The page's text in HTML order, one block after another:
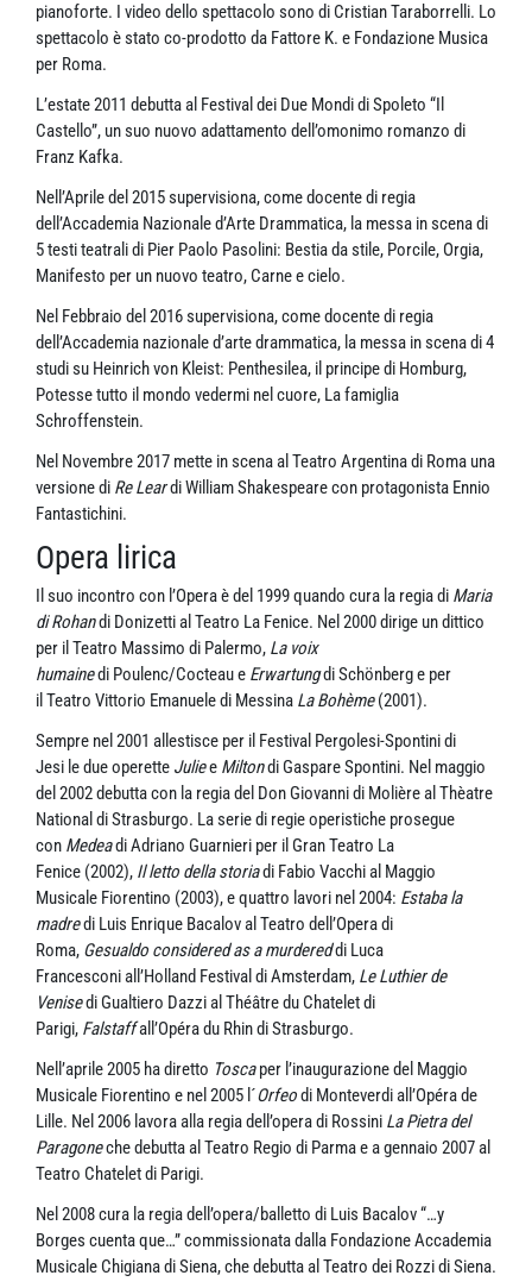
pianoforte. I video dello spettacolo sono di Cristian Taraborrelli. Lo
spettacolo è stato co-prodotto da Fattore K. e Fondazione Musica
per Roma.
L’estate 2011 debutta al Festival dei Due Mondi di Spoleto “Il
Castello”, un suo nuovo adattamento dell’omonimo romanzo di
Franz Kafka.
Nell’Aprile del 2015 supervisiona, come docente di regia
dell’Accademia Nazionale d’Arte Drammatica, la messa in scena di
5 testi teatrali di Pier Paolo Pasolini: Bestia da stile, Porcile, Orgia,
Manifesto per un nuovo teatro, Carne e cielo.
Nel Febbraio del 2016 supervisiona, come docente di regia
dell’Accademia nazionale d’arte drammatica, la messa in scena di 4
studi su Heinrich von Kleist: Penthesilea, il principe di Homburg,
Potesse tutto il mondo vedermi nel cuore, La famiglia
Schroffenstein.
Nel Novembre 2017 mette in scena al Teatro Argentina di Roma una
versione di Re Leardi William Shakespeare con protagonista Ennio
Fantastichini.
Opera lirica
Il suo incontro con l’Opera è del 1999 quando cura la regia di Maria
di Rohandi Donizetti al Teatro La Fenice. Nel 2000 dirige un dittico
per il Teatro Massimo di Palermo, La voix
humainedi Poulenc/Cocteau e Erwartungdi Schönberg e per
il Teatro Vittorio Emanuele di Messina La Bohème(2001).
Sempre nel 2001 allestisce per il Festival Pergolesi-Spontini di
Jesi le due operette Juliee Miltondi Gaspare Spontini. Nel maggio
del 2002 debutta con la regia del Don Giovanni di Molière al Thèatre
National di Strasburgo. La serie di regie operistiche prosegue
con Medeadi Adriano Guarnieri per il Gran Teatro La
Fenice (2002), Il letto della storiadi Fabio Vacchi al Maggio
Musicale Fiorentino (2003), e quattro lavori nel 2004: Estaba la
madredi Luis Enrique Bacalov al Teatro dell’Opera di
Roma, Gesualdo considered as a murdereddi Luca
Francesconi all’Holland Festival di Amsterdam, Le Luthier de
Venisedi Gualtiero Dazzi al Théâtre du Chatelet di
Parigi, Falstaffall’Opéra du Rhin di Strasburgo.
Nell’aprile 2005 ha diretto Toscaper l’inaugurazione del Maggio
Musicale Fiorentino e nel 2005 l´Orfeodi Monteverdi all’Opéra de
Lille. Nel 2006 lavora alla regia dell’opera di Rossini La Pietra del
Paragoneche debutta al Teatro Regio di Parma e a gennaio 2007 al
Teatro Chatelet di Parigi.
Nel 2008 cura la regia dell’opera/balletto di Luis Bacalov “…y
Borges cuenta que…” commissionata dalla Fondazione Accademia
Musicale Chigiana di Siena, che debutta al Teatro dei Rozzi di Siena.